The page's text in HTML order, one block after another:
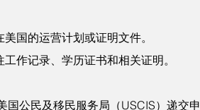
国的运营计划或证明文件。
作记录、学历证书和相关证明。
国公民及移民服务局（USCIS）递交申